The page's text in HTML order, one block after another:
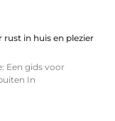
rust in huis en plezier
Een gids voor
In